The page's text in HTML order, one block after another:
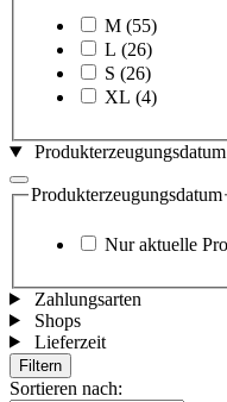
M (55)
L (26)
S (26)
XL (4)
Produkterzeugungsdatum
Produkterzeugungsdatum
Nur aktuelle
Zahlungsarten
Shops
Lieferzeit
Filtern
Sortieren nach: